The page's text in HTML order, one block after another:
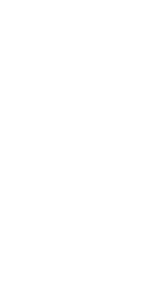
시간이 다를 수 있으니, 예약 시 확인 부